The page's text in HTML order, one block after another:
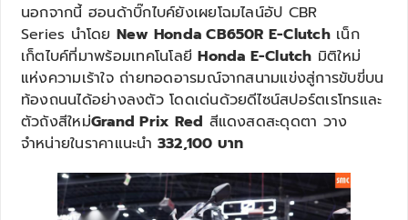
นอกจากนี้ ฮอนด้าบิ๊กไบค์ยังเผยโฉมไลน์อัป CBR
Series นำโดย New Honda CB650R E-Clutchเน็ก
เก็ตไบค์ที่มาพร้อมเทคโนโลยีHonda E-Clutch มิติใหม่
แห่งความเร้าใจ ถ่ายทอดอารมณ์จากสนามแข่งสู่การขับขี่บน
ท้องถนนได้อย่างลงตัว โดดเด่นด้วยดีไซน์สปอร์ตเรโทรและ
ตัวถังสีใหม่Grand Prix Red สีแดงสดสะดุดตา วาง
จำหน่ายในราคาแนะนำ 332,100 บาท